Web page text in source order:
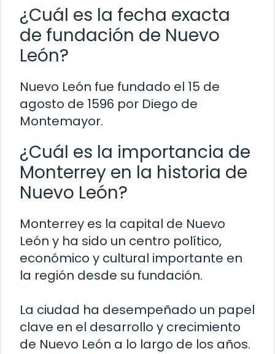
¿Cuál es la fecha exacta
de fundación de Nuevo
León?
Nuevo León fue fundado el 15 de
agosto de 1596 por Diego de
Montemayor.
¿Cuál es la importancia de
Monterrey en la historia de
Nuevo León?
Monterrey es la capital de Nuevo
León y ha sido un centro político,
económico y cultural importante en
la región desde su fundación.
La ciudad ha desempeñado un papel
clave en el desarrollo y crecimiento
de Nuevo León a lo largo de los años.